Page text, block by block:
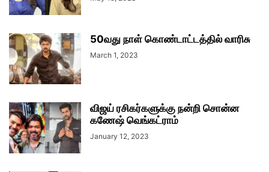
50வது நாள் கொண்டாட்டத்தில் வாரிசு
March 1, 2023
விஜய் ரசிகர்களுக்கு நன்றி சொன்ன
கணேஷ் வெங்கட்ராம்
January 12, 2023